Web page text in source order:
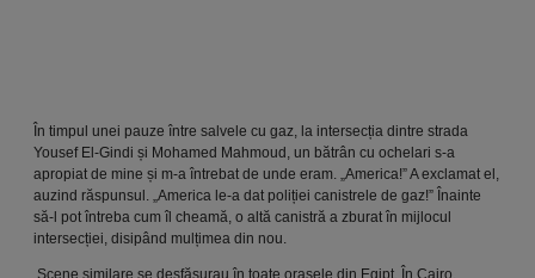
În timpul unei pauze între salvele cu gaz, la intersecția dintre strada
Yousef El-Gindi și Mohamed Mahmoud, un bătrân cu ochelari s-a
apropiat de mine și m-a întrebat de unde eram. „America!” A exclamat el,
auzind răspunsul. „America le-a dat poliției canistrele de gaz!” Înainte
să-l pot întreba cum îl cheamă, o altă canistră a zburat în mijlocul
intersecției, disipând mulțimea din nou.
Scene similare se desfășurau în toate orașele din Egipt. În Cairo,